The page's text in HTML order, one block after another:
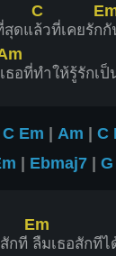
สุดแ
C
ล้วที่เคยรักกั
ธอที่ทำให้รู้รักเป็
C Em | Am | C
| Ebmaj7| G
กที
Em
ลืมเธอสักทีไ